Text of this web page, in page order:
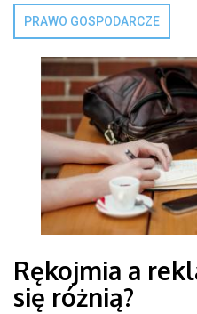
PRAWO GOSPODARCZE
Rękojmia a
się różnią?